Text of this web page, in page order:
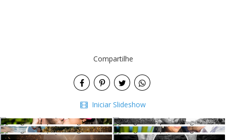
Compartilhe
Iniciar Slideshow